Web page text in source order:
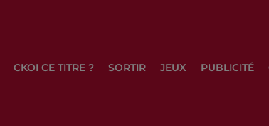
CKOI CE TITRE ? SORTIR JEUX PUBLICITÉ